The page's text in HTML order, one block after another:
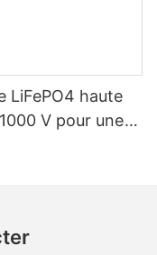
LiFePO4 haute
V pour une